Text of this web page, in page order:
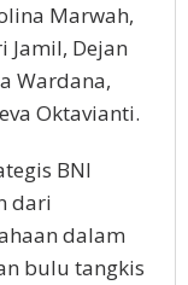
Marwah,
Jamil, Dejan
Wardana,
Oktavianti.
BNI
dari
dalam
bulu tangkis